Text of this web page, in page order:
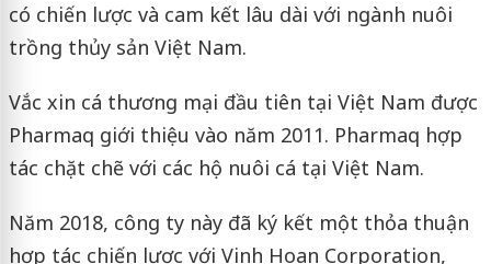
có chiến lược và cam kết lâu dài với ngành nuôi
trồng thủy sản Việt Nam.
Vắc xin cá thương mại đầu tiên tại Việt Nam được
Pharmaq giới thiệu vào năm 2011. Pharmaq hợp
tác chặt chẽ với các hộ nuôi cá tại Việt Nam.
Năm 2018, công ty này đã ký kết một thỏa thuận
hợp tác chiến lược với Vinh Hoan Corporation,